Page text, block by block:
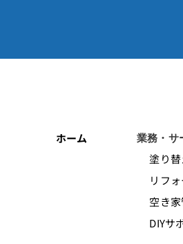
ホーム 業務・サ
塗り替
リフォ
空き家
DIYサ